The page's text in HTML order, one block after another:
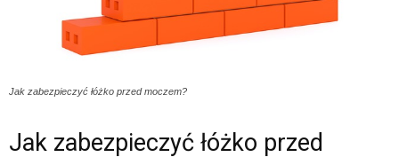
Jak zabezpieczyć łóżko przed moczem?
Jak zabezpieczyć łóżko przed